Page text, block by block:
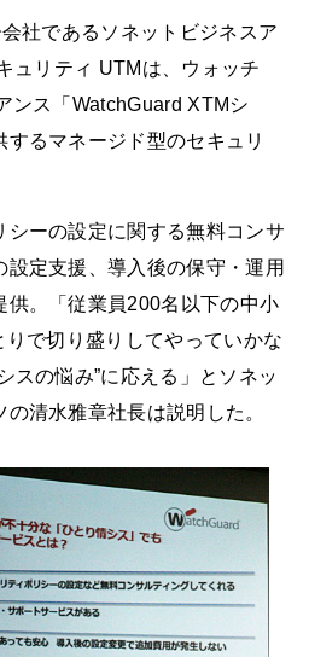
社であるソネットビジネスア
ュリティ UTMは、ウォッチ
ンス「WatchGuard XTMシ
するマネージド型のセキュリ
シーの設定に関する無料コンサ
設定支援、導入後の保守・運用
供。「従業員200名以下の中小
で切り盛りしてやっていかな
スの悩み”に応える」とソネッ
の清水雅章社長は説明した。